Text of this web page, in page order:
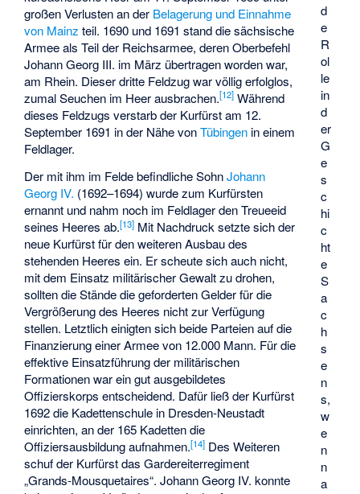
d
e
R
ol
le
in
d
er
G
e
s
c
hi
c
ht
e
S
a
c
h
s
e
n
s,
w
e
n
n
a
großen Verlusten an der Belagerung und Einnahme
von Mainz teil. 1690 und 1691 stand die sächsische
Armee als Teil der Reichsarmee, deren Oberbefehl
Johann Georg III. im März übertragen worden war,
am Rhein. Dieser dritte Feldzug war völlig erfolglos,
zumal Seuchen im Heer ausbrachen.[12] Während
dieses Feldzugs verstarb der Kurfürst am 12.
September 1691 in der Nähe vonTübingen in einem
Feldlager.
Der mit ihm im Felde befindliche SohnJohann
Georg IV. (1692–1694) wurde zum Kurfürsten
ernannt und nahm noch im Feldlager den Treueeid
seines Heeres ab.[13] Mit Nachdruck setzte sich der
neue Kurfürst für den weiteren Ausbau des
stehenden Heeres ein. Er scheute sich auch nicht,
mit dem Einsatz militärischer Gewalt zu drohen,
sollten die Stände die geforderten Gelder für die
Vergrößerung des Heeres nicht zur Verfügung
stellen. Letztlich einigten sich beide Parteien auf die
Finanzierung einer Armee von 12.000 Mann. Für die
effektive Einsatzführung der militärischen
Formationen war ein gut ausgebildetes
Offizierskorps entscheidend. Dafür ließ der Kurfürst
1692 die Kadettenschule in Dresden-Neustadt
einrichten, an der 165 Kadetten die
Offiziersausbildung aufnahmen.[14] Des Weiteren
schuf der Kurfürst das Gardereiterregiment
„Grands-Mousquetaires“. Johann Georg IV. konnte